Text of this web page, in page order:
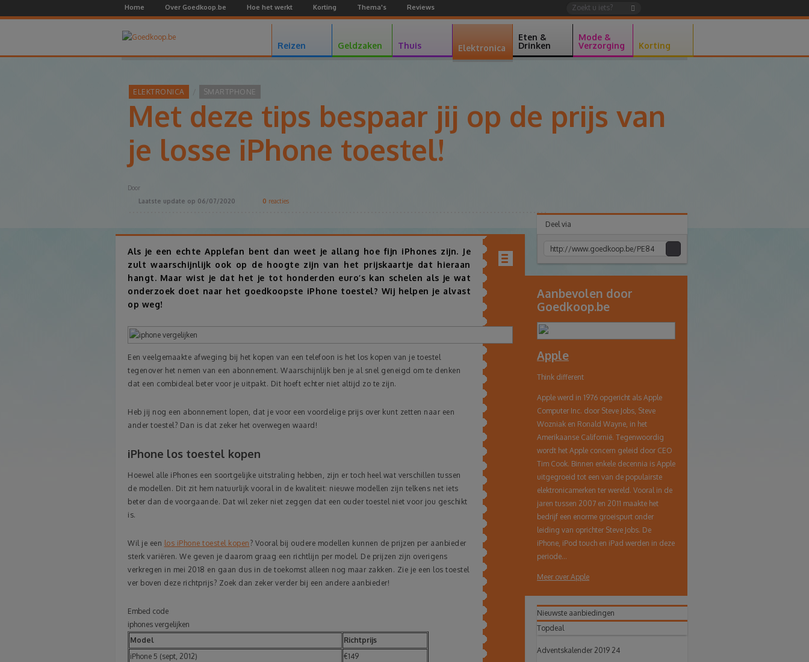
Home Over Goedkoop.be Hoe het werkt Korting Thema's Reviews
Reizen Geldzaken Thuis Elektronica
Eten &
Drinken
Mode &
Verzorging
Korting
ELEKTRONICA SMARTPHONE
Met deze tips bespaar jij op de prijs van
je losse iPhone toestel!
Door
Laatste update op 06/07/2020 0 reacties
Inhoudsopgave
Als je een echte Applefan bent dan weet je allang hoe fijn iPhones zijn. Je
zult waarschijnlijk ook op de hoogte zijn van het prijskaartje dat hieraan
hangt. Maar wist je dat het je tot honderden euro’s kan schelen als je wat
onderzoek doet naar het goedkoopste iPhone toestel? Wij helpen je alvast
op weg!
Een veelgemaakte afweging bij het kopen van een telefoon is het los kopen van je toestel
tegenover het nemen van een abonnement. Waarschijnlijk ben je al snel geneigd om te denken
dat een combideal beter voor je uitpakt. Dit hoeft echter niet altijd zo te zijn.
Heb jij nog een abonnement lopen, dat je voor een voordelige prijs over kunt zetten naar een
ander toestel? Dan is dat zeker het overwegen waard!
iPhone los toestel kopen
Hoewel alle iPhones een soortgelijke uitstraling hebben, zijn er toch heel wat verschillen tussen
de modellen. Dit zit hem natuurlijk vooral in de kwaliteit: nieuwe modellen zijn telkens net iets
beter dan de voorgaande. Dat wil zeker niet zeggen dat een ouder toestel niet voor jou geschikt
is.
Wil je een los iPhone toestel kopen ? Vooral bij oudere modellen kunnen de prijzen per aanbieder
sterk variëren. We geven je daarom graag een richtlijn per model. De prijzen zijn overigens
verkregen in mei 2018 en gaan dus in de toekomst alleen nog maar zakken. Zie je een los toestel
ver boven deze richtprijs? Zoek dan zeker verder bij een andere aanbieder!
Embed code
iphones vergelijken
Model
Richtprijs
iPhone 5 (sept, 2012)
€149
Deel via
Aanbevolen door
Goedkoop.be
Apple
Think different
Apple werd in 1976 opgericht als Apple
Computer Inc. door Steve Jobs, Steve
Wozniak en Ronald Wayne, in het
Amerikaanse Californië. Tegenwoordig
wordt het Apple concern geleid door CEO
Tim Cook. Binnen enkele decennia is Apple
uitgegroeid tot een van de populairste
elektronicamerken ter wereld. Vooral in de
jaren tussen 2007 en 2011 maakte het
bedrijf een enorme groeispurt onder
leiding van oprichter Steve Jobs. De
iPhone, iPod touch en iPad werden in deze
periode...
Meer over Apple
Nieuwste aanbiedingen
Topdeal
Adventskalender 2019 24